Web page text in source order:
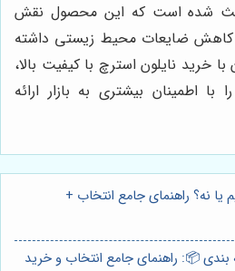
شده است که این محصول نقش
کاهش ضایعات محیط زیستی داشته
با خرید نایلون استرچ با کیفیت بالا،
اطمینان بیشتری به بازار ارائه
یا نه؟ راهنمای جامع انتخاب +
بندی 📦: راهنمای جامع انتخاب و خرید